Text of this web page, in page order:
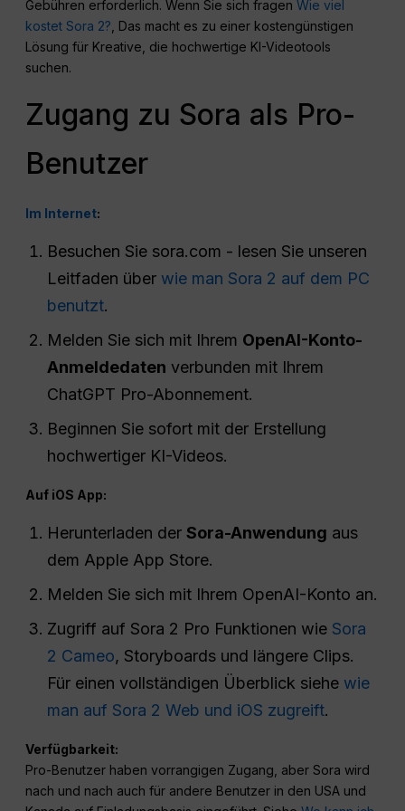
Gebühren erforderlich. Wenn Sie sich fragenWie viel
kostet Sora 2? , Das macht es zu einer kostengünstigen
Lösung für Kreative, die hochwertige KI-Videotools
suchen.
Zugang zu Sora als Pro-
Benutzer
Im Internet:
Besuchen Sie sora.com - lesen Sie unseren
Leitfaden über wie man Sora 2 auf dem PC
benutzt.
Melden Sie sich mit Ihrem OpenAI-Konto-
Anmeldedaten verbunden mit Ihrem
ChatGPT Pro-Abonnement.
Beginnen Sie sofort mit der Erstellung
hochwertiger KI-Videos.
Auf iOS App:
Herunterladen derSora-Anwendung aus
dem Apple App Store.
Melden Sie sich mit Ihrem OpenAI-Konto an.
Zugriff auf Sora 2 Pro Funktionen wie Sora
2 Cameo, Storyboards und längere Clips.
Für einen vollständigen Überblick siehe wie
man auf Sora 2 Web und iOS zugreift.
Verfügbarkeit:
Pro-Benutzer haben vorrangigen Zugang, aber Sora wird
nach und nach auch für andere Benutzer in den USA und